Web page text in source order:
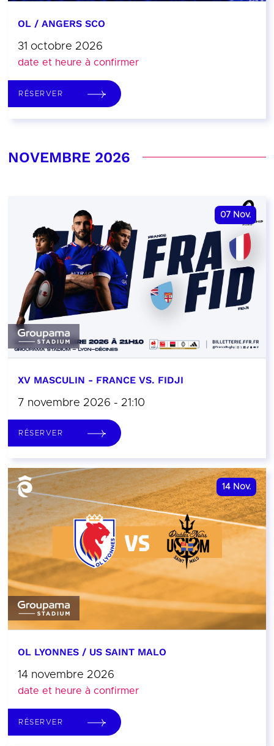
OL / ANGERS SCO
31 octobre 2026
date et heure à confirmer
RÉSERVER
NOVEMBRE 2026
07 Nov.
XV MASCULIN - FRANCE VS. FIDJI
7 novembre 2026 - 21:10
RÉSERVER
14 Nov.
OL LYONNES / US SAINT MALO
14 novembre 2026
date et heure à confirmer
RÉSERVER